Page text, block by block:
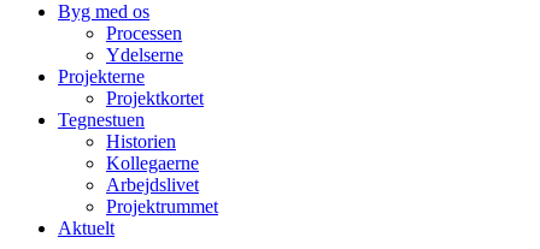
Byg med os
Processen
Ydelserne
Projekterne
Projektkortet
Tegnestuen
Historien
Kollegaerne
Arbejdslivet
Projektrummet
Aktuelt